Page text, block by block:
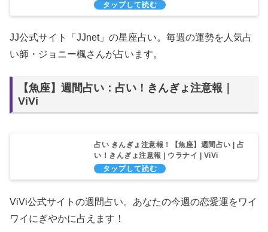
JJ公式サイト「JJnet」の星座占い。毎週の運勢を人気占
い師・ジョニー楓さんが占います。
【魚座】週間占い：占い！きんぎょ注意報｜
ViVi
占い きんぎょ注意報！【魚座】週間占い | 占
い！きんぎょ注意報 | ウラナイ | ViVi
ViVi公式サイトの週間占い。あなたの今週の恋愛運をワイ
ワイにぎやかに占えます！